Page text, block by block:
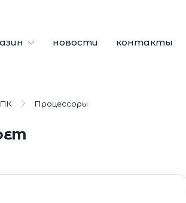
новости контакты
Процессоры